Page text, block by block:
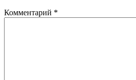
Комментарий *